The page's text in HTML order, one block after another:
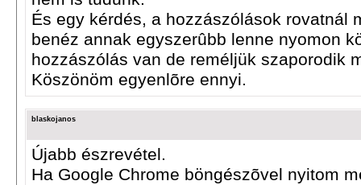
És egy kérdés, a hozzászólások rovatnál
benéz annak egyszerûbb lenne nyomon
hozzászólás van de reméljük szaporodik
Köszönöm egyenlõre ennyi.
blaskojanos
Újabb észrevétel.
Ha Google Chrome böngészõvel nyitom